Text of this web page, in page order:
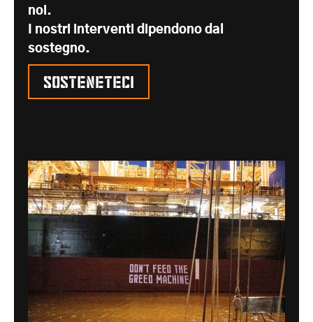
noi.
I nostri interventi dipendono dal
sostegno.
Sosteneteci